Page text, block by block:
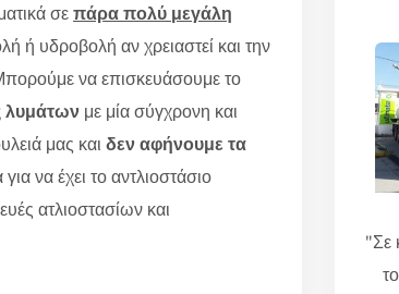
σεπάρα πολύ μεγάλη
ή υδροβολή αν χρειαστεί και την
να επισκευάσουμε το
λυμάτων με μία σύγχρονη και
μας και δεν αφήνουμε τα
να έχει το αντλιοστάσιο
ατλιοστασίων και
"Σε